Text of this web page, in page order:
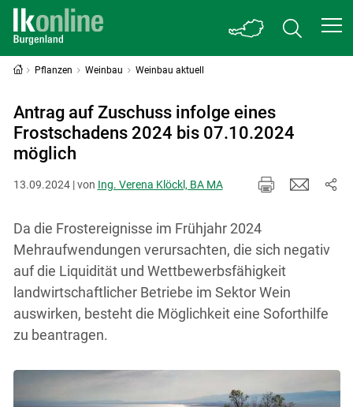
Pflanzen Weinbau Weinbau aktuell
Antrag auf Zuschuss infolge eines
Frostschadens 2024 bis 07.10.2024
möglich
13.09.2024 | von Ing. Verena Klöckl, BA MA
Da die Frostereignisse im Frühjahr 2024
Mehraufwendungen verursachten, die sich negativ
auf die Liquidität und Wettbewerbsfähigkeit
landwirtschaftlicher Betriebe im Sektor Wein
auswirken, besteht die Möglichkeit eine Soforthilfe
zu beantragen.